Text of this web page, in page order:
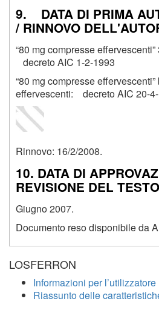
9. DATA DI PRIMA
/ RINNOVO
“80 mg compresse
decreto AIC 1-2-1993
“80 mg compresse
effervescenti: decreto AIC 20-
Rinnovo: 16/2/2008.
10. DATA DI
REVISIONE DEL TESTO
Giugno 2007.
Documento reso disponibile da
LOSFERRON
Informazioni per l’utilizzatore
Riassunto delle